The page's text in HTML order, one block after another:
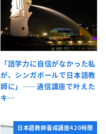
「語学力に自信がなかった私
が、シンガポールで日本語教
師に」――通信講座で叶えた
キ…
日本語教師養成講座420時間